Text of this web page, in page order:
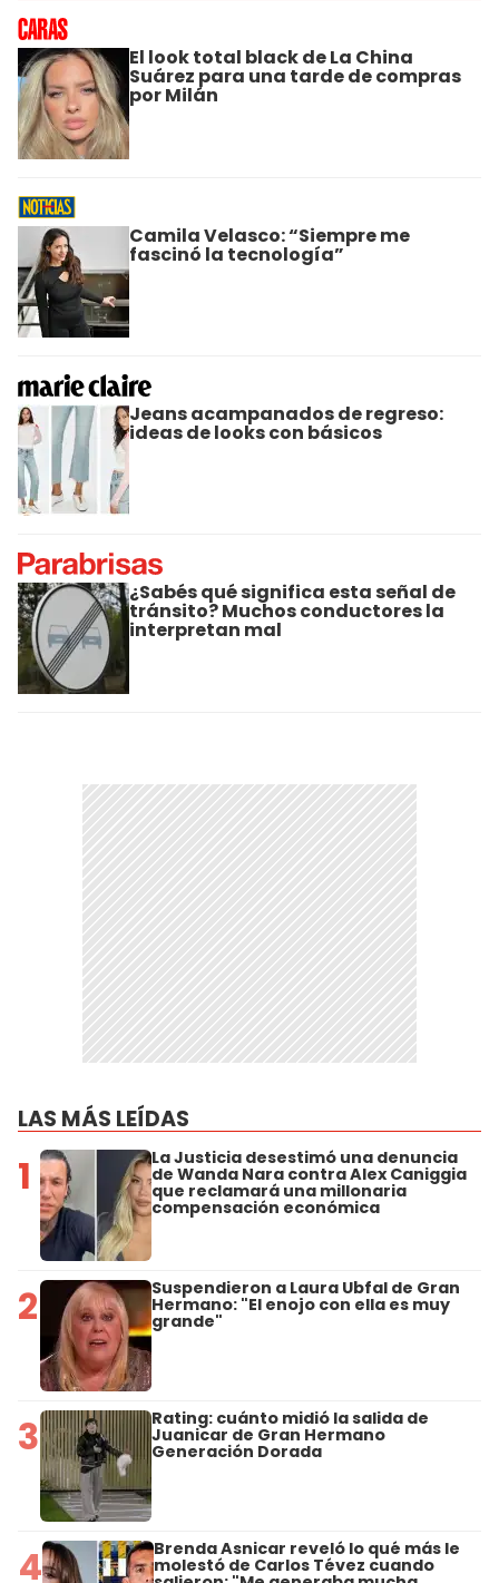
El look total black de La China
Suárez para una tarde de compras
por Milán
Camila Velasco: “Siempre me
fascinó la tecnología”
Jeans acampanados de regreso:
ideas de looks con básicos
¿Sabés qué significa esta señal de
tránsito? Muchos conductores la
interpretan mal
LAS MÁS LEÍDAS
1 La Justicia desestimó una denuncia
de Wanda Nara contra Alex Caniggia
que reclamará una millonaria
compensación económica
2 Suspendieron a Laura Ubfal de Gran
Hermano: "El enojo con ella es muy
grande"
3 Rating: cuánto midió la salida de
Juanicar de Gran Hermano
Generación Dorada
4 Brenda Asnicar reveló lo qué más le
molestó de Carlos Tévez cuando